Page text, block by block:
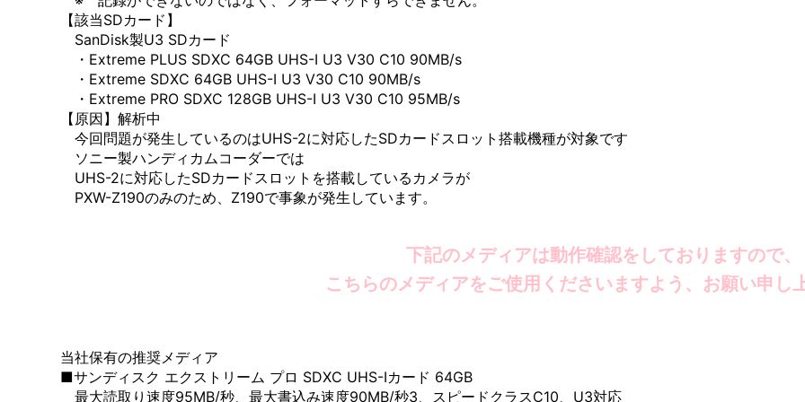
【該当SDカード】
SanDisk製U3 SDカード
・Extreme PLUS SDXC 64GB UHS-I U3 V30 C10 90MB/s
・Extreme SDXC 64GB UHS-I U3 V30 C10 90MB/s
・Extreme PRO SDXC 128GB UHS-I U3 V30 C10 95MB/s
【原因】解析中
今回問題が発生しているのはUHS-2に対応したSDカードスロット搭載機種が対象です
ソニー製ハンディカムコーダーでは
UHS-2に対応したSDカードスロットを搭載しているカメラが
PXW-Z190のみのため、Z190で事象が発生しています。
下記のメディアは動作確認をしておりますので、
こちらのメディアをご使用くださいますよう、お願い申し
当社保有の推奨メディア
■サンディスク エクストリーム プロ SDXC UHS-Iカード 64GB
最大読取り速度95MB/秒、最大書込み速度90MB/秒3、スピードクラスC10、U3対応